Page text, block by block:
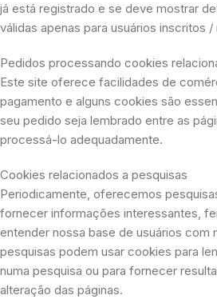
já está registrado e se deve mostrar
válidas apenas para usuários inscritos
Pedidos processando cookies
Este site oferece facilidades de
pagamento e alguns cookies são
seu pedido seja lembrado entre as
processá-lo adequadamente.
Cookies relacionados a pesquisas
Periodicamente, oferecemos
fornecer informações interessantes,
entender nossa base de usuários com
pesquisas podem usar cookies para
numa pesquisa ou para fornecer
alteração das páginas.